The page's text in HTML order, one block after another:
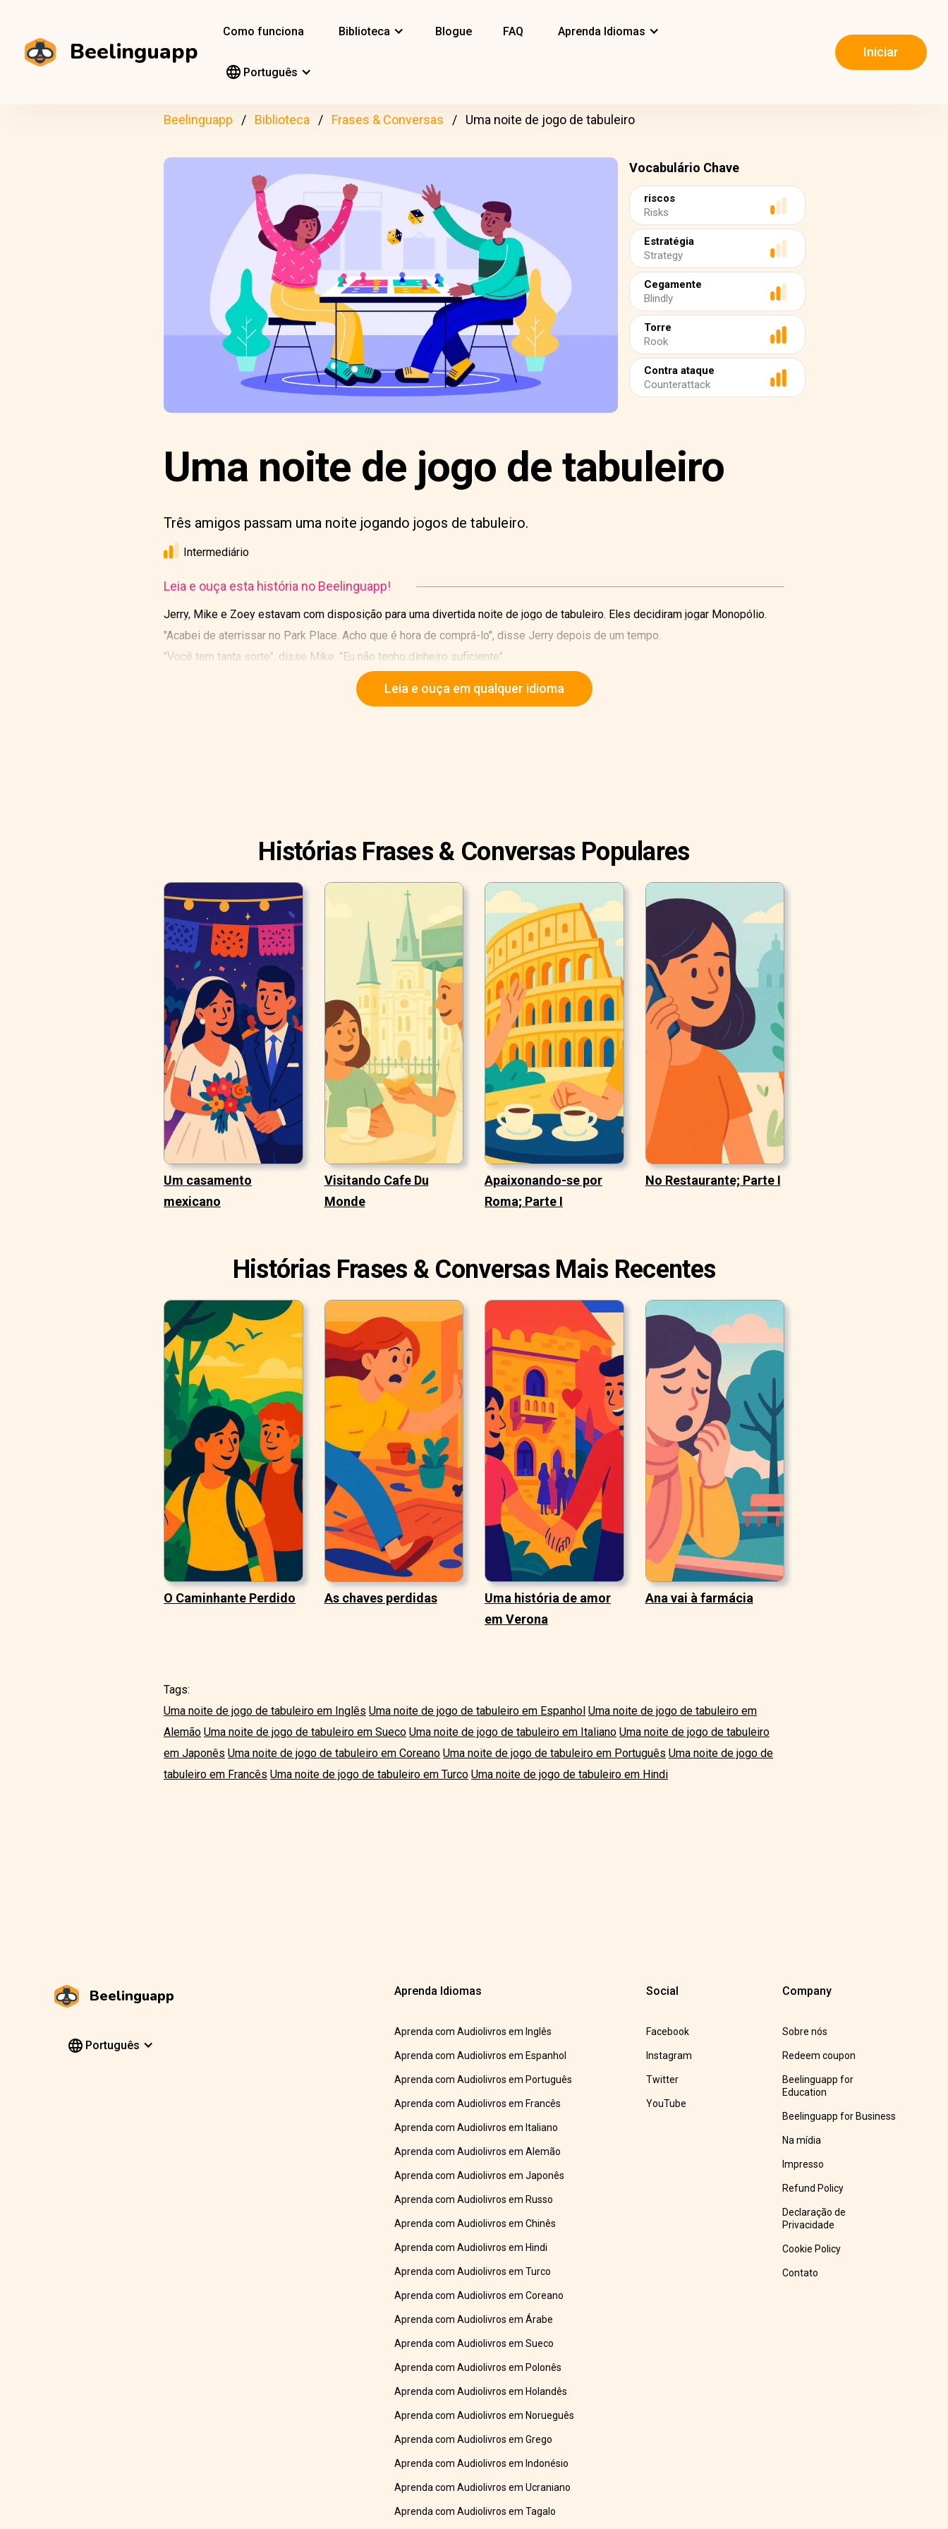
Beelinguapp
Como funciona Biblioteca Blogue FAQ Aprenda Idiomas
Português
Iniciar
Beelinguapp Biblioteca Frases & Conversas Uma noite de jogo de tabuleiro
Vocabulário Chave
riscos
Risks
Estratégia
Strategy
Cegamente
Blindly
Torre
Rook
Contra ataque
Counterattack
Uma noite de jogo de tabuleiro
Três amigos passam uma noite jogando jogos de tabuleiro.
Intermediário
Leia e ouça esta história no Beelinguapp!
Jerry, Mike e Zoey estavam com disposição para uma divertida noite de jogo de tabuleiro. Eles decidiram jogar Monopólio.
"Acabei de aterrissar no Park Place. Acho que é hora de comprá-lo", disse Jerry depois de um tempo.
"Você tem tanta sorte", disse Mike. "Eu não tenho dinheiro suficiente".
Leia e ouça em qualquer idioma
Histórias Frases & Conversas Populares
Um casamento
mexicano
Visitando Cafe Du
Monde
Apaixonando-se por
Roma; Parte I
No Restaurante; Parte I
Histórias Frases & Conversas Mais Recentes
O Caminhante Perdido As chaves perdidas
Uma história de amor
em Verona
Ana vai à farmácia
Tags:
Uma noite de jogo de tabuleiro em Inglês Uma noite de jogo de tabuleiro em Espanhol Uma noite de jogo de tabuleiro em
Alemão Uma noite de jogo de tabuleiro em Sueco Uma noite de jogo de tabuleiro em Italiano Uma noite de jogo de tabuleiro
em Japonês Uma noite de jogo de tabuleiro em Coreano Uma noite de jogo de tabuleiro em Português Uma noite de jogo de
tabuleiro em Francês Uma noite de jogo de tabuleiro em Turco Uma noite de jogo de tabuleiro em Hindi
Beelinguapp
Português
Aprenda Idiomas
Aprenda com Audiolivros em Inglês
Aprenda com Audiolivros em Espanhol
Aprenda com Audiolivros em Português
Aprenda com Audiolivros em Francês
Aprenda com Audiolivros em Italiano
Aprenda com Audiolivros em Alemão
Aprenda com Audiolivros em Japonês
Aprenda com Audiolivros em Russo
Aprenda com Audiolivros em Chinês
Aprenda com Audiolivros em Hindi
Aprenda com Audiolivros em Turco
Aprenda com Audiolivros em Coreano
Aprenda com Audiolivros em Árabe
Aprenda com Audiolivros em Sueco
Aprenda com Audiolivros em Polonês
Aprenda com Audiolivros em Holandês
Aprenda com Audiolivros em Norueguês
Aprenda com Audiolivros em Grego
Aprenda com Audiolivros em Indonésio
Aprenda com Audiolivros em Ucraniano
Aprenda com Audiolivros em Tagalo
Social
Facebook
Instagram
Twitter
YouTube
Company
Sobre nós
Redeem coupon
Beelinguapp for
Education
Beelinguapp for Business
Na mídia
Impresso
Refund Policy
Declaração de
Privacidade
Cookie Policy
Contato